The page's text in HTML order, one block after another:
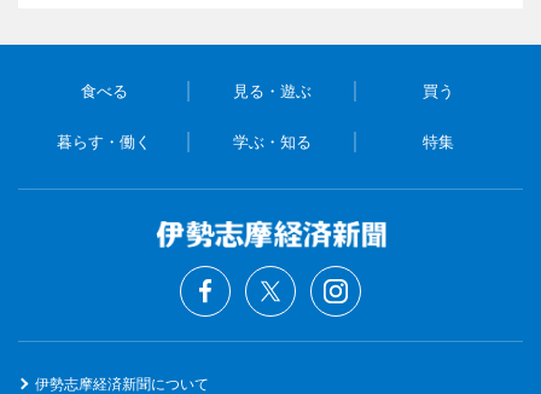
食べる 見る・遊ぶ 買う
暮らす・働く 学ぶ・知る 特集
伊勢志摩経済新聞について